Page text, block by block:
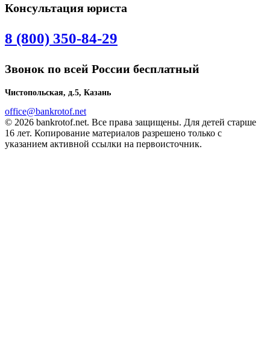
Консультация юриста
8 (800) 350-84-29
Звонок по всей России бесплатный
Чистопольская, д.5, Казань
office@bankrotof.net
© 2026 bankrotof.net. Все права защищены. Для детей старше
16 лет. Копирование материалов разрешено только с
указанием активной ссылки на первоисточник.